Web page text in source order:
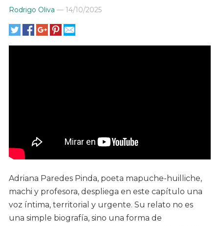
Rodrigo Oliva — 14/10/2025
Adriana Paredes Pinda, poeta mapuche-huilliche,
machi y profesora, despliega en este capítulo una
voz íntima, territorial y urgente. Su relato no es
una simple biografía, sino una forma de